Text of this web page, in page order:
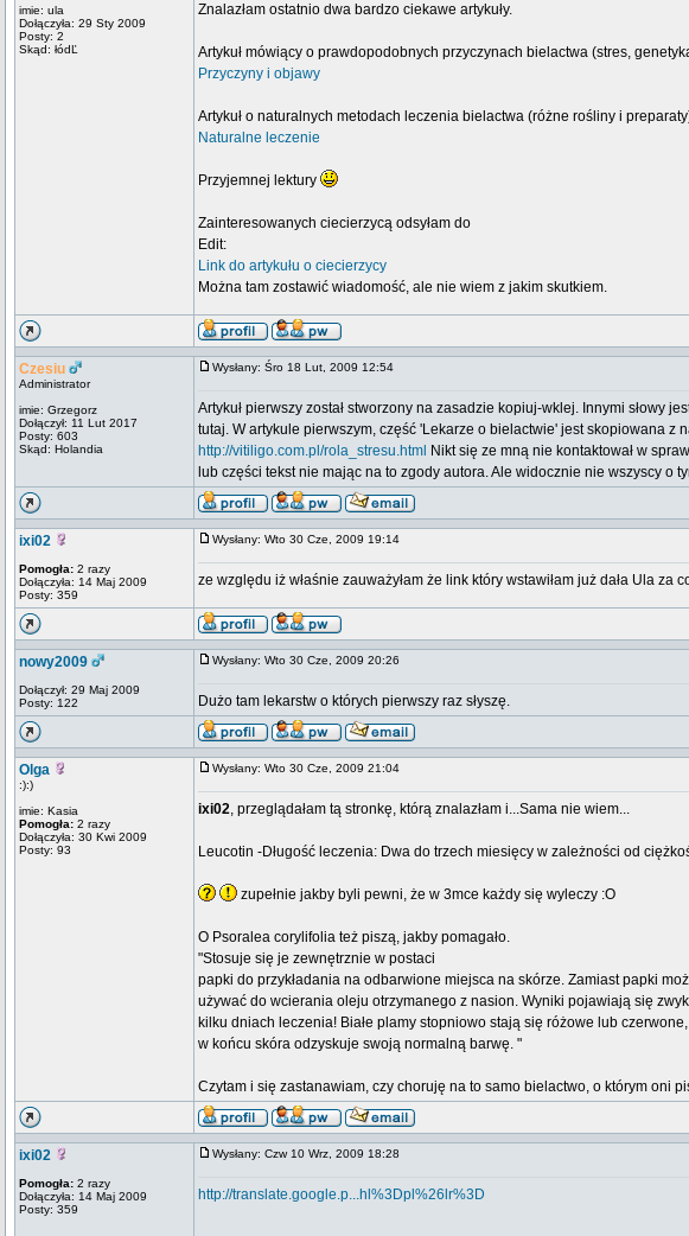
imie: ula
Dołączyła: 29 Sty 2009
Posty: 2
Skąd: łódĽ
Znalazłam ostatnio dwa bardzo ciekawe artykuły.
Artykuł mówiący o prawdopodobnych przyczynach bielactwa (stres,
Przyczyny i objawy
Artykuł o naturalnych metodach leczenia bielactwa (różne rośliny i
Naturalne leczenie
Przyjemnej lektury
Zainteresowanych ciecierzycą odsyłam do
Edit:
Link do artykułu o ciecierzycy
Można tam zostawić wiadomość, ale nie wiem z jakim skutkiem.
Czesiu
Administrator
imie: Grzegorz
Dołączył: 11 Lut 2017
Posty: 603
Skąd: Holandia
Wysłany: Śro 18 Lut, 2009 12:54
Artykuł pierwszy został stworzony na zasadzie kopiuj-wklej. Innymi słowy
tutaj. W artykule pierwszym, część 'Lekarze o bielactwie' jest skopiowana z
http://vitiligo.com.pl/rola_stresu.html Nikt się ze mną nie kontaktował w
lub części tekst nie mając na to zgody autora. Ale widocznie nie wszyscy
ixi02
Pomogła: 2 razy
Dołączyła: 14 Maj 2009
Posty: 359
Wysłany: Wto 30 Cze, 2009 19:14
ze względu iż właśnie zauważyłam że link który wstawiłam już dała Ula za
nowy2009
Dołączył: 29 Maj 2009
Posty: 122
Wysłany: Wto 30 Cze, 2009 20:26
Dużo tam lekarstw o których pierwszy raz słyszę.
Olga
:):)
imie: Kasia
Pomogła: 2 razy
Dołączyła: 30 Kwi 2009
Posty: 93
Wysłany: Wto 30 Cze, 2009 21:04
ixi02, przeglądałam tą stronkę, którą znalazłam i...Sama nie wiem...
Leucotin -Długość leczenia: Dwa do trzech miesięcy w zależności od
zupełnie jakby byli pewni, że w 3mce każdy się wyleczy :O
O Psoralea corylifolia też piszą, jakby pomagało.
"Stosuje się je zewnętrznie w postaci
papki do przykładania na odbarwione miejsca na skórze. Zamiast papki
używać do wcierania oleju otrzymanego z nasion. Wyniki pojawiają się
kilku dniach leczenia! Białe plamy stopniowo stają się różowe lub
w końcu skóra odzyskuje swoją normalną barwę. "
Czytam i się zastanawiam, czy choruję na to samo bielactwo, o którym oni
ixi02
Pomogła: 2 razy
Dołączyła: 14 Maj 2009
Posty: 359
Wysłany: Czw 10 Wrz, 2009 18:28
http://translate.google.p...hl%3Dpl%26lr%3D